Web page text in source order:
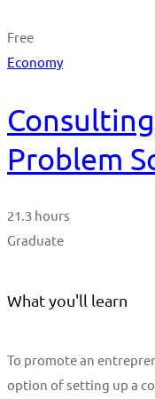
Free
Economy
Problem
21.3 hours
Graduate
What you'll learn
To promote an
option of setting up a